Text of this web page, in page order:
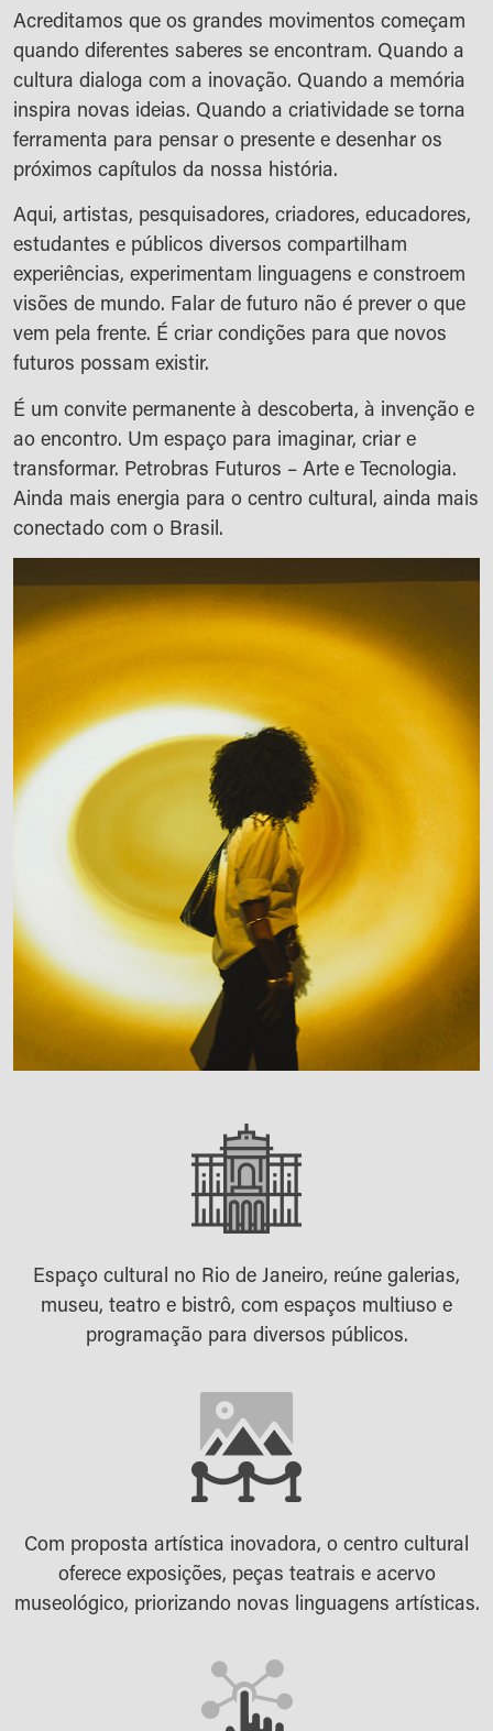
Acreditamos que os grandes movimentos começam
quando diferentes saberes se encontram. Quando a
cultura dialoga com a inovação. Quando a memória
inspira novas ideias. Quando a criatividade se torna
ferramenta para pensar o presente e desenhar os
próximos capítulos da nossa história.
Aqui, artistas, pesquisadores, criadores, educadores,
estudantes e públicos diversos compartilham
experiências, experimentam linguagens e constroem
visões de mundo. Falar de futuro não é prever o que
vem pela frente. É criar condições para que novos
futuros possam existir.
É um convite permanente à descoberta, à invenção e
ao encontro. Um espaço para imaginar, criar e
transformar. Petrobras Futuros – Arte e Tecnologia.
Ainda mais energia para o centro cultural, ainda mais
conectado com o Brasil.
Espaço cultural no Rio de Janeiro, reúne galerias,
museu, teatro e bistrô, com espaços multiuso e
programação para diversos públicos.
Com proposta artística inovadora, o centro cultural
oferece exposições, peças teatrais e acervo
museológico, priorizando novas linguagens artísticas.